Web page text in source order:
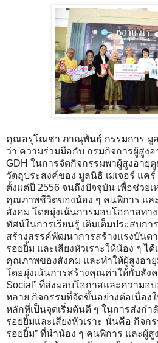
คุณอรุโณชา ภาณุพันธุ์ กรรมการ มูล
ว่า ความร่วมมือกับ กรมกิจการผู้สูงอ
GDH ในการจัดกิจกรรมพาผู้สูงอายุ
วัตถุประสงค์ของ มูลนิธิ เมเจอร์ แคร์
ตั้งแต่ปี 2556 จนถึงปัจจุบัน เพื่อช่วย
คุณภาพชีวิตของน้อง ๆ คนพิการ แล
สังคม โดยมุ่งเน้นการมอบโอกาสทา
ทัศน์ในการเรียนรู้ เติมเต็มประสบก
สร้างสรรค์พัฒนาการสร้างแรงบันด
รอยยิ้ม และเสียงหัวเราะให้น้อง ๆ ไ
คุณภาพของสังคม และทำให้ผู้สูงอายุ
โดยมุ่งเน้นการสร้างคุณค่าให้กับสัง
Social” ที่ส่งมอบโอกาสและความอ
หลาย กิจกรรมที่จัดขึ้นอย่างต่อเนื่อง
หลักที่เป็นจุดเริ่มต้นดี ๆ ในการส่งกำ
รอยยิ้มและเสียงหัวเราะ นั่นคือ กิจกร
รอยยิ้ม” ที่นำน้อง ๆ คนพิการ และผู้